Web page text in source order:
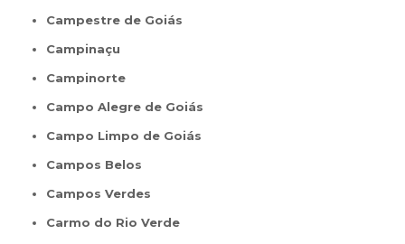
Campestre de Goiás
Campinaçu
Campinorte
Campo Alegre de Goiás
Campo Limpo de Goiás
Campos Belos
Campos Verdes
Carmo do Rio Verde